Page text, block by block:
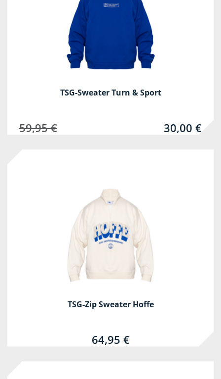
TSG-Sweater Turn & Sport
59,95 € 30,00 €
TSG-Zip Sweater Hoffe
64,95 €